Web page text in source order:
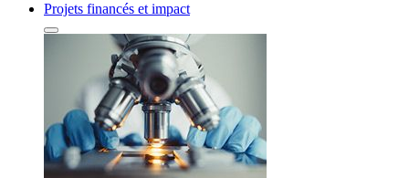
Projets financés et impact